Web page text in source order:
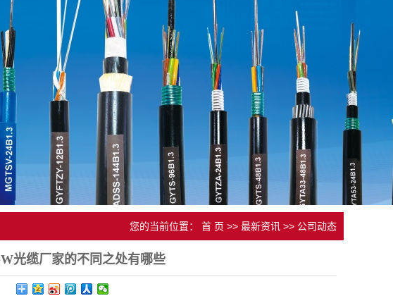
您的当前位置： 首 页 >> 最新资讯>> 公司动态
光缆厂家的不同之处有哪些